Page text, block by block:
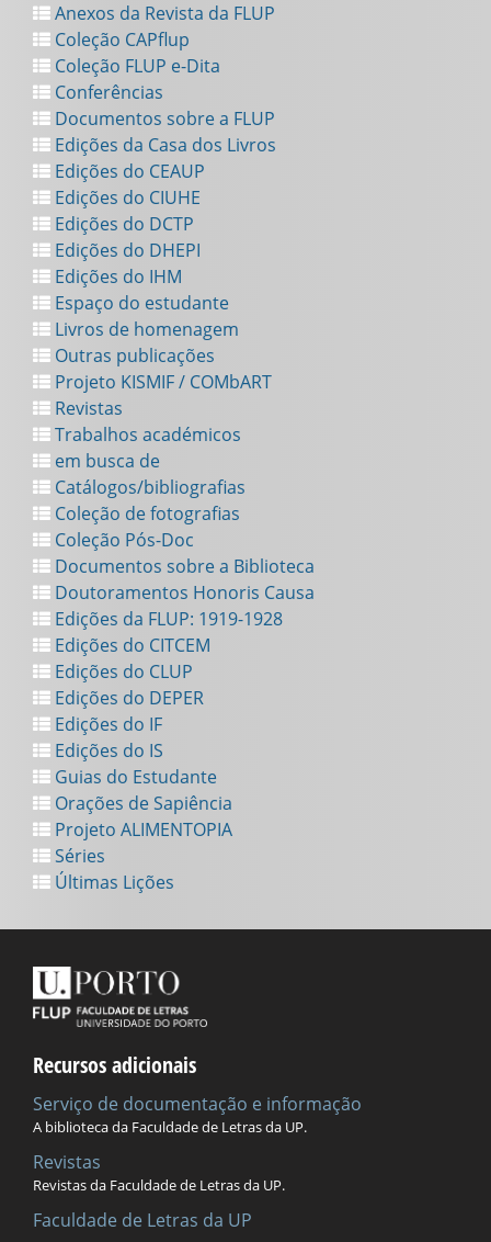
Anexos da Revista da FLUP
Coleção CAPflup
Coleção FLUP e-Dita
Conferências
Documentos sobre a FLUP
Edições da Casa dos Livros
Edições do CEAUP
Edições do CIUHE
Edições do DCTP
Edições do DHEPI
Edições do IHM
Espaço do estudante
Livros de homenagem
Outras publicações
Projeto KISMIF / COMbART
Revistas
Trabalhos académicos
em busca de
Catálogos/bibliografias
Coleção de fotografias
Coleção Pós-Doc
Documentos sobre a Biblioteca
Doutoramentos Honoris Causa
Edições da FLUP: 1919-1928
Edições do CITCEM
Edições do CLUP
Edições do DEPER
Edições do IF
Edições do IS
Guias do Estudante
Orações de Sapiência
Projeto ALIMENTOPIA
Séries
Últimas Lições
Recursos adicionais
Serviço de documentação e informação
A biblioteca da Faculdade de Letras da UP.
Revistas
Revistas da Faculdade de Letras da UP.
Faculdade de Letras da UP